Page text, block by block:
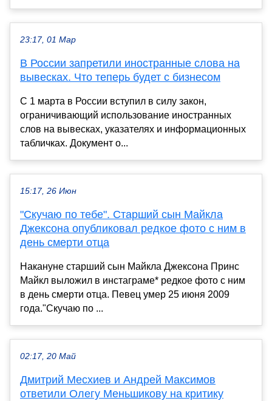
23:17, 01 Мар
В России запретили иностранные слова на
вывесках. Что теперь будет с бизнесом
С 1 марта в России вступил в силу закон,
ограничивающий использование иностранных
слов на вывесках, указателях и информационных
табличках. Документ о...
15:17, 26 Июн
"Скучаю по тебе". Старший сын Майкла
Джексона опубликовал редкое фото с ним в
день смерти отца
Накануне старший сын Майкла Джексона Принс
Майкл выложил в инстаграме* редкое фото с ним
в день смерти отца. Певец умер 25 июня 2009
года."Скучаю по ...
02:17, 20 Май
Дмитрий Месхиев и Андрей Максимов
ответили Олегу Меньшикову на критику